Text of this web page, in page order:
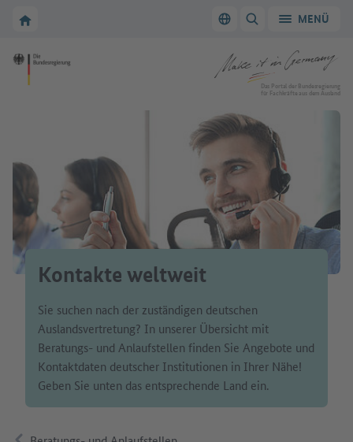
Zur Startseite von Make it in Germany Sprache wechseln
SUCHE ANZEIGEN/
MENÜ
Zur Startseite von Make it in GermanyDas Portal der Bundesregierung
für Fachkräfte aus dem Ausland
Kontakte weltweit
Sie suchen nach der zuständigen deutschen
Auslandsvertretung? In unserer Übersicht mit
Beratungs- und Anlaufstellen finden Sie Angebote und
Kontaktdaten deutscher Institutionen in Ihrer Nähe!
Geben Sie unten das entsprechende Land ein.